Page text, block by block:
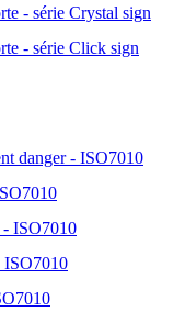
- série Crystal sign
- série Click sign
danger - ISO7010
- ISO7010
ISO7010